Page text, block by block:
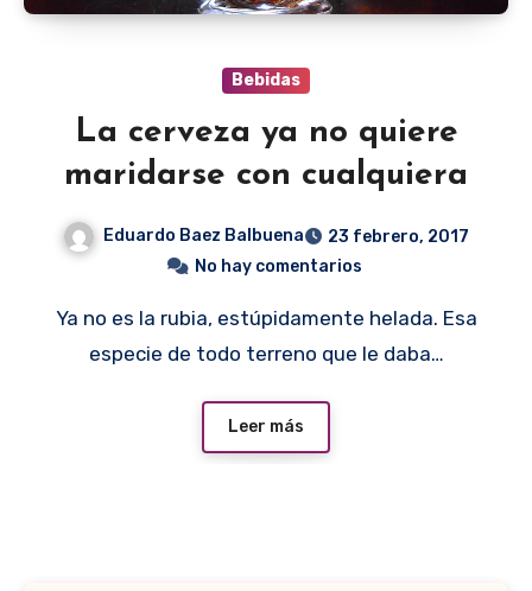
Bebidas
La cerveza ya no quiere
maridarse con cualquiera
Eduardo Baez Balbuena
23 febrero, 2017
No hay comentarios
Ya no es la rubia, estúpidamente helada. Esa
especie de todo terreno que le daba…
Leer más